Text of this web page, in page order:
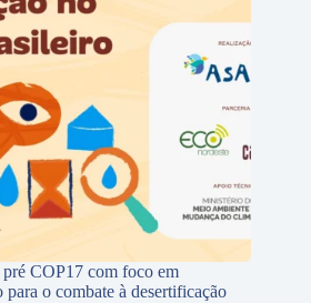
COP17 com foco em
para o combate à desertificação